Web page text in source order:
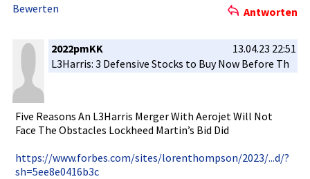
Bewerten
Antworten
2022pmKK
13.04.23 22:51
L3Harris: 3 Defensive Stocks to Buy Now Before Th
Five Reasons An L3Harris Merger With Aerojet Will Not
Face The Obstacles Lockheed Martin’s Bid Did
https://ww­w.forbes.c­om/sites/l­orenthomps­on/2023/..­.d/?
sh=5ee­8e0416b3c